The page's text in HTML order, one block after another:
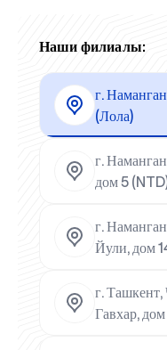
Наши филиалы:
г.
(Лола)
г.
дом 5
г.
Йули, дом
г. Ташкент,
Гавхар, дом